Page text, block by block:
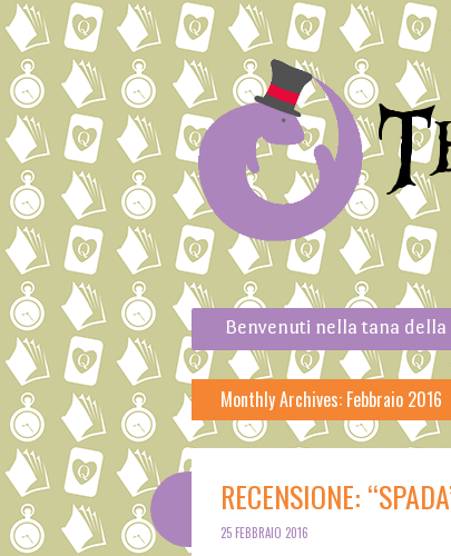
Benvenuti nella tana
Menu
Skip to content
Monthly Archives: Febbraio 2016
RECENSIONE:
25 FEBBRAIO 2016